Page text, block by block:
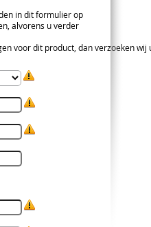
in dit formulier op
alvorens u verder
voor dit product, dan verzoeken